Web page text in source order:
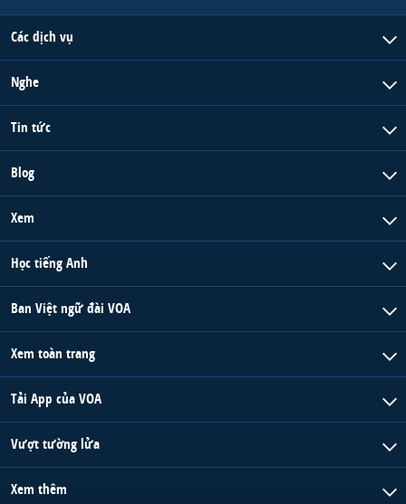
Các dịch vụ
Nghe
Tin tức
Blog
Xem
Học tiếng Anh
Ban Việt ngữ đài VOA
Xem toàn trang
Tải App của VOA
Vượt tường lửa
Xem thêm